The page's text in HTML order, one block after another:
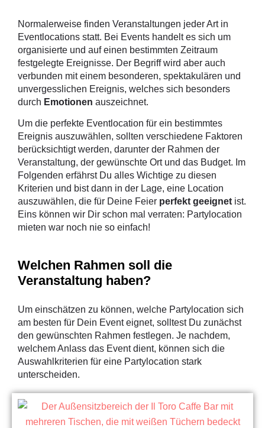
Normalerweise finden Veranstaltungen jeder Art in
Eventlocations statt. Bei Events handelt es sich um
organisierte und auf einen bestimmten Zeitraum
festgelegte Ereignisse. Der Begriff wird aber auch
verbunden mit einem besonderen, spektakulären und
unvergesslichen Ereignis, welches sich besonders
durch Emotionen auszeichnet.
Um die perfekte Eventlocation für ein bestimmtes
Ereignis auszuwählen, sollten verschiedene Faktoren
berücksichtigt werden, darunter der Rahmen der
Veranstaltung, der gewünschte Ort und das Budget. Im
Folgenden erfährst Du alles Wichtige zu diesen
Kriterien und bist dann in der Lage, eine Location
auszuwählen, die für Deine Feier perfekt geeignet ist.
Eins können wir Dir schon mal verraten: Partylocation
mieten war noch nie so einfach!
Welchen Rahmen soll die
Veranstaltung haben?
Um einschätzen zu können, welche Partylocation sich
am besten für Dein Event eignet, solltest Du zunächst
den gewünschten Rahmen festlegen. Je nachdem,
welchem Anlass das Event dient, können sich die
Auswahlkriterien für eine Partylocation stark
unterscheiden.